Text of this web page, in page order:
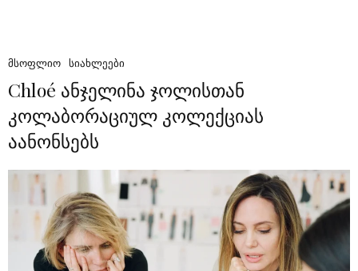
ᲛᲡᲝᲤᲚᲘᲝ ᲡᲘᲐᲮᲚᲔᲔᲑᲘ
Chloé ანჯელინა ჯოლისთან
კოლაბორაციულ კოლექციას
აანონსებს